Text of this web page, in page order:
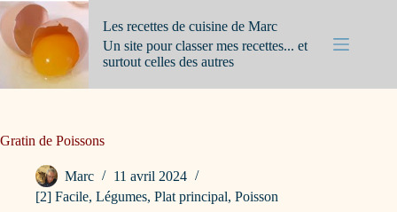
Passer
au
contenu
Les recettes de cuisine de Marc
Un site pour classer mes recettes... et
surtout celles des autres
Gratin de Poissons
Marc
11 avril 2024
[2] Facile, Légumes, Plat principal, Poisson